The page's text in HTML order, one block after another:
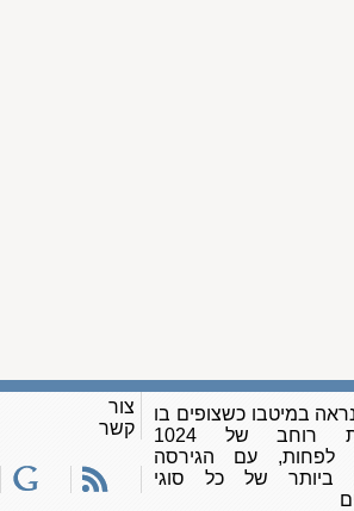
במיטבו כשצופים בו
ברזולוצית רוחב של 1024
לפחות, עם הגירסה
ביותר של כל סוגי
צור
קשר